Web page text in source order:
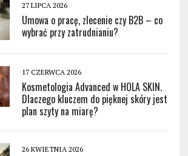
27 LIPCA 2026
Umowa o pracę, zlecenie czy B2B – co
wybrać przy zatrudnianiu?
17 CZERWCA 2026
Kosmetologia Advanced w HOLA SKIN.
Dlaczego kluczem do pięknej skóry jest
plan szyty na miarę?
26 KWIETNIA 2026